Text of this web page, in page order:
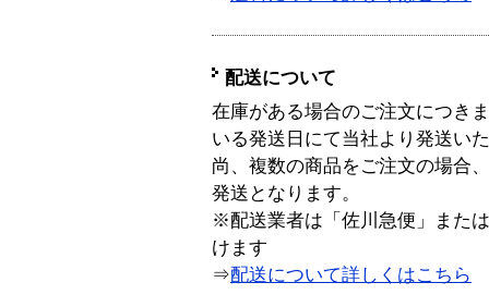
配送について
在庫がある場合のご注文につき
いる発送日にて当社より発送い
尚、複数の商品をご注文の場合
発送となります。
※配送業者は「佐川急便」また
けます
⇒配送について詳しくはこちら